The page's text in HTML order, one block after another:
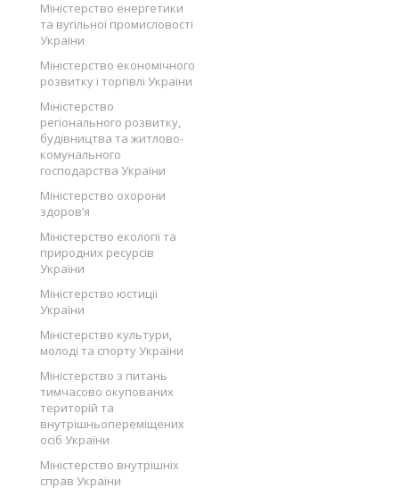
Міністерство енергетики
та вугільної промисловості
України
Міністерство економічного
розвитку і торгівлі України
Міністерство
регіонального розвитку,
будівництва та житлово-
комунального
господарства України
Міністерство охорони
здоров’я
Міністерство екології та
природних ресурсів
України
Міністерство юстиції
України
Міністерство культури,
молоді та спорту України
Міністерство з питань
тимчасово окупованих
територій та
внутрішньопереміщених
осіб України
Міністерство внутрішніх
справ України